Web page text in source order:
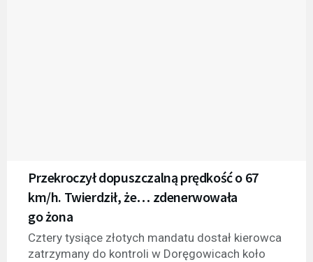
Przekroczył dopuszczalną prędkość o 67
km/h. Twierdził, że… zdenerwowała
go żona
Cztery tysiące złotych mandatu dostał kierowca
zatrzymany do kontroli w Doręgowicach koło